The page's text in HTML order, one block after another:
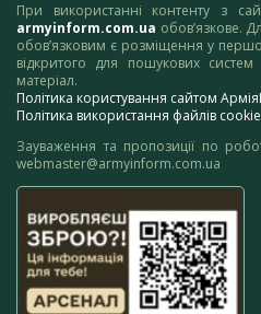
При використанні контенту з
armyinform.com.ua обов’язкове.
обов’язковим є розміщення у
відкритого для пошукових
матеріал.
Політика користування сайтом
Політика використання файлів cookie
Зауваження та пропозиції по
webmaster@armyinform.com.ua